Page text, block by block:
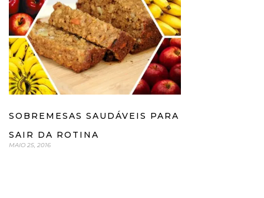
SOBREMESAS SAUDÁVEIS PARA
SAIR DA ROTINA
MAIO 25, 2016